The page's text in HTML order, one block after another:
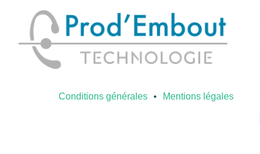
Conditions générales Mentions légales